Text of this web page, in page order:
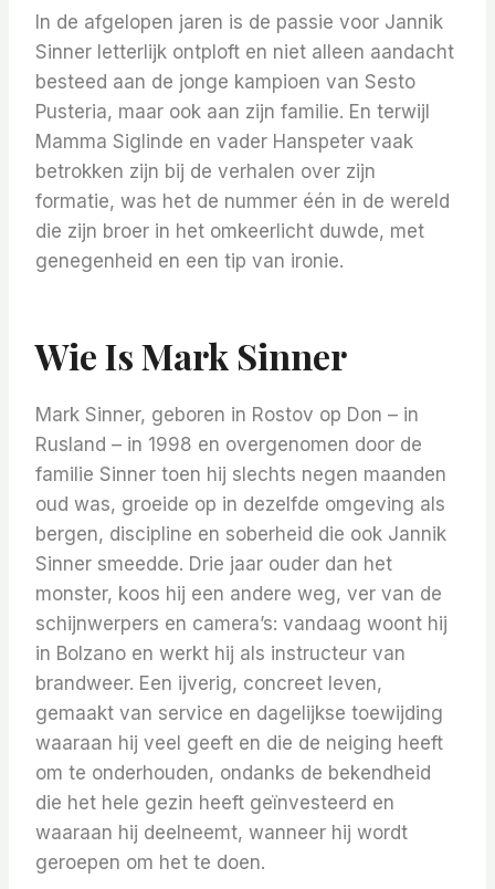
In de afgelopen jaren is de passie voor Jannik
Sinner letterlijk ontploft en niet alleen aandacht
besteed aan de jonge kampioen van Sesto
Pusteria, maar ook aan zijn familie. En terwijl
Mamma Siglinde en vader Hanspeter vaak
betrokken zijn bij de verhalen over zijn
formatie, was het de nummer één in de wereld
die zijn broer in het omkeerlicht duwde, met
genegenheid en een tip van ironie.
Wie Is Mark Sinner
Mark Sinner, geboren in Rostov op Don – in
Rusland – in 1998 en overgenomen door de
familie Sinner toen hij slechts negen maanden
oud was, groeide op in dezelfde omgeving als
bergen, discipline en soberheid die ook Jannik
Sinner smeedde. Drie jaar ouder dan het
monster, koos hij een andere weg, ver van de
schijnwerpers en camera’s: vandaag woont hij
in Bolzano en werkt hij als instructeur van
brandweer. Een ijverig, concreet leven,
gemaakt van service en dagelijkse toewijding
waaraan hij veel geeft en die de neiging heeft
om te onderhouden, ondanks de bekendheid
die het hele gezin heeft geïnvesteerd en
waaraan hij deelneemt, wanneer hij wordt
geroepen om het te doen.